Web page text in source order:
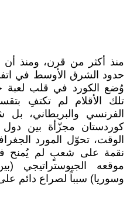
منذ أكثر من قرن، ومنذ أن
وُضع الكورد في قلب لعبة
تلك الأقلام لم تكتفِ
الفرنسي والبريطاني،
كوردستان مجزّأة بين دول
الوقت، تحوّل المورد
نقمة على شعبٍ لم يُمنح
موقعه الجيوستراتيجي
وسوريا) سبباً لصراع دائم